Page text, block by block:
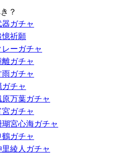
？
器ガチャ
憶祈願
レーガチャ
離ガチャ
雨ガチャ
ガチャ
原万葉ガチャ
宮ガチャ
瑚宮心海ガチャ
鶴ガチャ
里綾人ガチャ